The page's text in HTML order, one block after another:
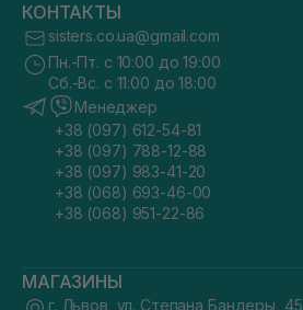
КОНТАКТЫ
sisters.co.ua@gmail.com
Пн.-Пт. с 10:00 до 19:00
Сб.-Вс. с 11:00 до 18:00
Менеджер
+38 (097) 612-54-81
+38 (097) 788-12-88
+38 (097) 983-41-20
+38 (068) 693-46-00
+38 (068) 951-22-86
МАГАЗИНЫ
г. Львов, ул. Степана Бандеры, 45